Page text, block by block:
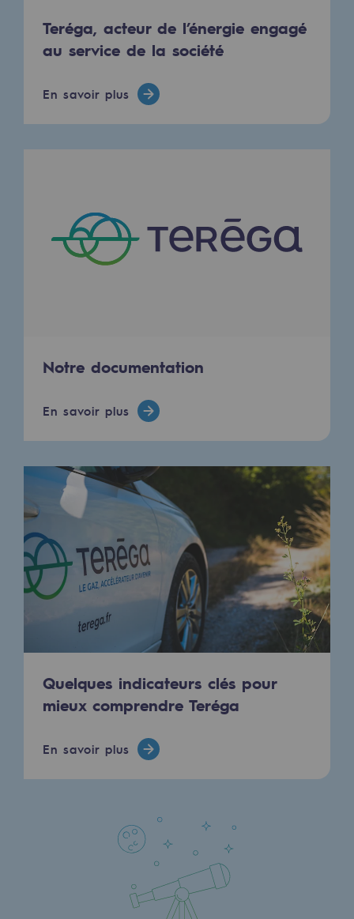
Teréga, acteur de l’énergie engagé
au service de la société
En savoir plus
Notre documentation
En savoir plus
Quelques indicateurs clés pour
mieux comprendre Teréga
En savoir plus